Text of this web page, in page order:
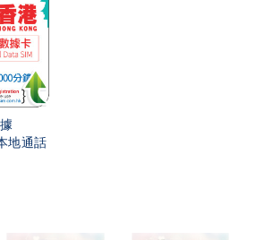
地通話